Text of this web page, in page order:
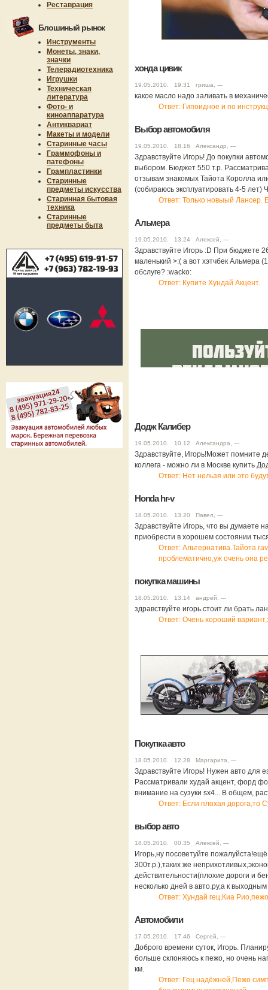
Реставрация
Блошиный рынок
Инструменты
Монеты, знаки,
значки
Телерадиотехника
Игрушки
Техническая
литература
Фото- и
киноаппаратура
Антиквариат
Макеты и модели
Старинные часы
Граммофоны и
патефоны
Грампластинки
Старинные
предметы искусства
Старинная бытовая
техника
Старинные
предметы быта
хонда цивик
19.05.2010. 19.31 гриша, ---
какое масло надо заливать в
Ответ: Гипоидное и по
Выбор автомобиля
19.05.2010. 18.16 Александр, ---
Здравствуйте Игорь! До покупки
выбором. Бюджет 550 т.р.
отзывам знакомых Тайота Королла
(собираюсь эксплуатировать 4-5
Ответ: Только новыый Лансер.
Альмера
19.05.2010. 13.24 Алексей, ---
Здравствуйте Игорь :D При бюджете
маленький >:( а вот хэтчбек Альмера
обслуге? :wacko:
Ответ: Купите Хундай Акцент.
Додж Калибер
19.05.2010. 10.12 Александра, ---
Здравствуйте, Игорь!Может помните
коллега - можно ли в Москве купить
Ответ: Нет нельзя или это
Honda hr-v
18.05.2010. 13.20 Павел, ---
Здравствуйте Игорь, что вы думаете
приобрести в хорошем состоянии
Ответ: Альтернатива.Тайота
проблематично,уж очень она
покупка машины
18.05.2010. 13.14 андрей, ---
здравствуйте игорь.стоит ли брать
Ответ: Очень хороший
Покупка авто
18.05.2010. 12.28 Маргарита, ---
Здравствуйте Игорь! Нужен авто для
Рассматривали худай акцент, форд
внимание на сузуки sx4... В общем,
Ответ: Если плохая дорога,то
выбор авто
18.05.2010. 00.35 Алексей, ---
Игорь,ну посоветуйте
300т.р.),таких же
действительности(плохие дороги и
несколько дней в авто.ру,а к
Ответ: Хундай гец,Киа
Автомобили
17.05.2010. 17.46 Сергей, ---
Доброго времени суток, Игорь.
больше склоняюсь к пежо, но очень
км.
Ответ: Гец надёжней,Пежо